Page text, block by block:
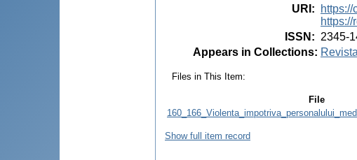
URI :
ISSN : 2345-
Appears in Collections:
Files in This Item:
File
Show full item record